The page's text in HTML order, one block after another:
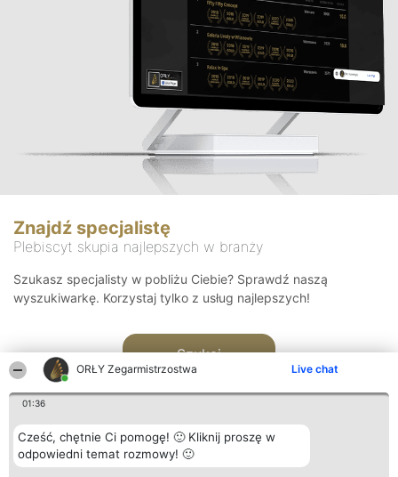
ORŁY Zegarmistrzostwa Live chat
01:36
Cześć, chętnie Ci pomogę! 🙂 Kliknij proszę w
odpowiedni temat rozmowy! 🙂
Znajdź specjalistę
Plebiscyt skupia najlepszych w branży
Szukasz specjalisty w pobliżu Ciebie? Sprawdź naszą
wyszukiwarkę. Korzystaj tylko z usług najlepszych!
Szukaj